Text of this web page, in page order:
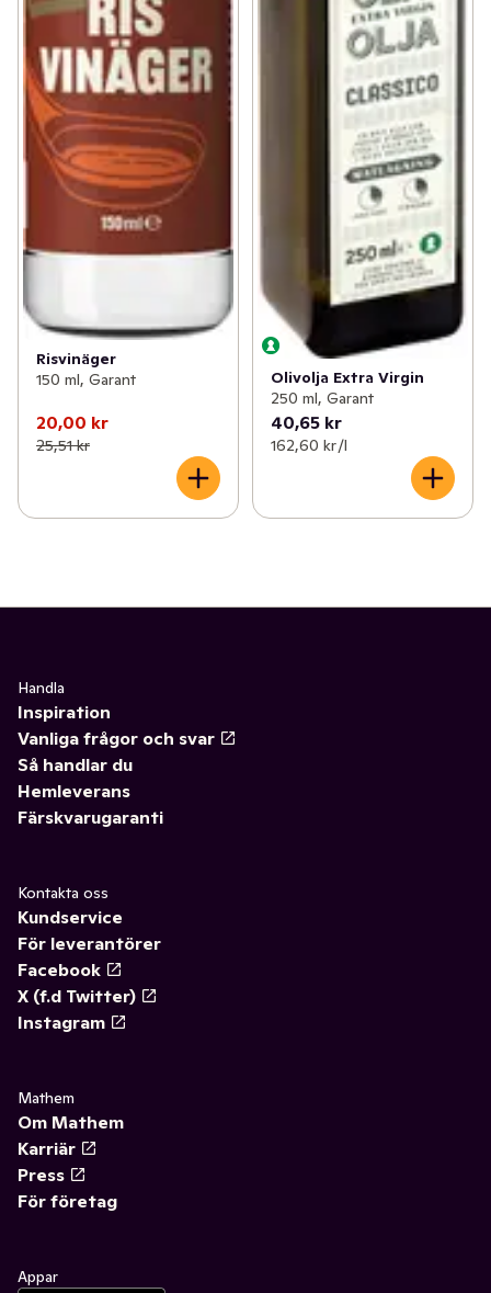
Risvinäger
150 ml, Garant
20,00 kr
25,51 kr
Olivolja Extra Virgin
250 ml, Garant
40,65 kr
162,60 kr /l
Handla
Inspiration
Vanliga frågor och svar
Så handlar du
Hemleverans
Färskvarugaranti
Kontakta oss
Kundservice
För leverantörer
Facebook
X (f.d Twitter)
Instagram
Mathem
Om Mathem
Karriär
Press
För företag
Appar